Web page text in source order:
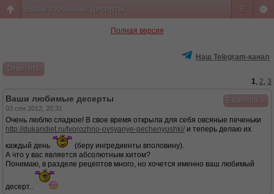
#
Ваши любимые десерты
Полная версия
Наш Telegram-канал
Ответить
1, 2, 3
Eкaterina
Ваши любимые десерты
03 сен 2012, 20:31
Очень люблю сладкое! В свое время открыла для себя овсяные печеньки
http://dukandiet.ru/tvorozhno-ovsyanye-pechenyushki/ и теперь делаю их
каждый день
(беру ингредиенты вполовину).
А что у вас является абсолютным хитом?
Понимаю, в разделе рецептов много, но хочется именно ваш любимый
десерт..